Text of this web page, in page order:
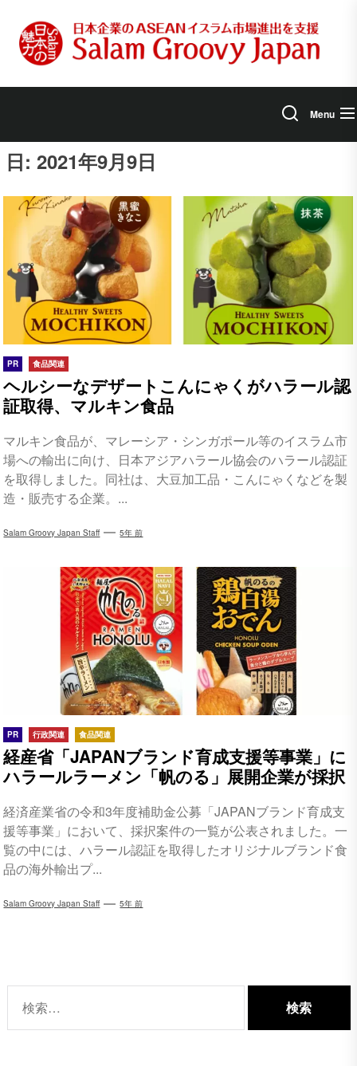
content
Menu
日: 2021年9月9日
PR 食品関連
ヘルシーなデザートこんにゃくがハラール認
証取得、マルキン食品
マルキン食品が、マレーシア・シンガポール等のイスラム市
場への輸出に向け、日本アジアハラール協会のハラール認証
を取得しました。同社は、大豆加工品・こんにゃくなどを製
造・販売する企業。...
Salam Groovy Japan Staff 5年 前
PR 行政関連 食品関連
経産省「JAPANブランド育成支援等事業」に
ハラールラーメン「帆のる」展開企業が採択
経済産業省の令和3年度補助金公募「JAPANブランド育成支
援等事業」において、採択案件の一覧が公表されました。一
覧の中には、ハラール認証を取得したオリジナルブランド食
品の海外輸出プ...
Salam Groovy Japan Staff 5年 前
索: